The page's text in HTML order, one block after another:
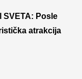
SVETA: Posle
atrakcija